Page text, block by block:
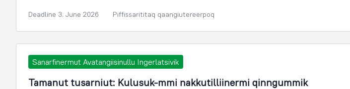
Deadline 3. June 2026 Piffissarititaq qaangiutereerpoq
Sanarfinermut Avatangiisinullu Ingerlatsivik
Tamanut tusarniut: Kulusuk-mmi nakkutilliinermi qinngummik